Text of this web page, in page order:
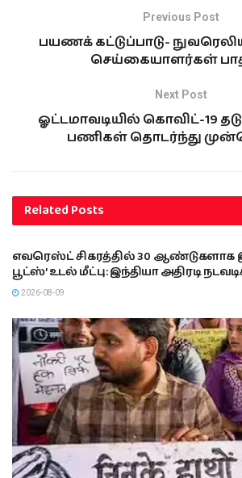
Previous Post
பயணக் கட்டுப்பாடு-
செய்கையாளர்கள்
Next Post
ஓட்டமாவடியில் கொவிட்-19
பணிகள் தொடர்ந்து
RelatedPosts
இந்தியா
எவரெஸ்ட் சிகரத்தில் 30 ஆண்டுகளாக
பூட்ஸ்’ உடல் மீட்பு: இந்தியா அதிரடி
2026-08-09